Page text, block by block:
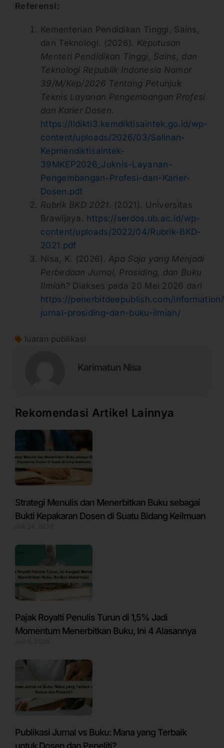
Referensi:
Kementerian Pendidikan Tinggi, Sains,
dan Teknologi. (2026). Keputusan
Menteri Pendidikan Tinggi, Sains, dan
Teknologi Republik Indonesia Nomor
39/M/Kep/2026 Tentang Petunjuk
Teknis Layanan Pengembangan Profesi
dan Karier Dosen.
https://lldikti3.kemdiktisaintek.go.id/wp-
content/uploads/2026/03/Salinan-
Kepmendiktisaintek-
39MKEP2026_Juknis-Layanan-
Pengembangan-Profesi-dan-Karier-
Dosen.pdf
Rubrik BKD 2021 . (2021). Universitas
Brawijaya. https://serdos.ub.ac.id/wp-
content/uploads/2022/04/Rubrik-BKD-
2021.pdf
Nisa, K. (2026). Apa Saja yang Menjadi
Perbedaan Jurnal, Prosiding, dan Buku
Ilmiah? Diakses pada 20 Mei 2026 dari
https://penerbitdeepublish.com/
jurnal-prosiding-dan-buku-ilmiah/
luaran publikasi
Karimatun Nisa
Rekomendasi Artikel Lainnya
Strategi Menulis dan Menerbitkan Buku sebagai
Bukti Kepakaran Dosen di Suatu Bidang Keilmuan
Pajak Royalti Penulis Turun di 1,5% Jadi
Momentum Menerbitkan Buku, Ini 4 Alasannya
Publikasi Jurnal vs Buku: Mana yang Terbaik
untuk Dosen dan Peneliti?